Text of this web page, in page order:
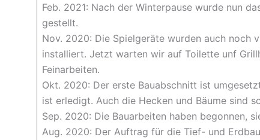
Feb. 2021: Nach der Winterpause wurde nun
gestellt.
Nov. 2020: Die Spielgeräte wurden auch noch
installiert. Jetzt warten wir auf Toilette unf
Feinarbeiten.
Okt. 2020: Der erste Bauabschnitt ist
ist erledigt. Auch die Hecken und Bäume sind
Sep. 2020: Die Bauarbeiten haben begonnen,
Aug. 2020: Der Auftrag für die Tief- und